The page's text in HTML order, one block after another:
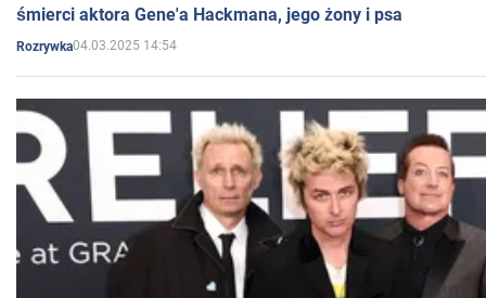
śmierci aktora Gene'a Hackmana, jego żony i psa
Rozrywka04.03.2025 14:54